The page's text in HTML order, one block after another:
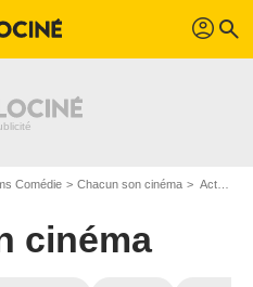
profil search
Comédie Chacun son cinéma Actualités Chacun son cinéma
cinéma